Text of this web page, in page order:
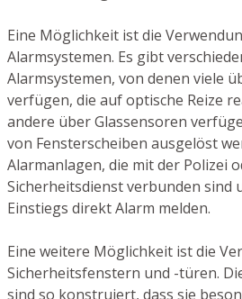
Eine Möglichkeit ist die
Alarmsystemen. Es gibt
Alarmsystemen, von denen viele
verfügen, die auf optische Reize
andere über Glassensoren
von Fensterscheiben ausgelöst
Alarmanlagen, die mit der Polizei
Sicherheitsdienst verbunden sind
Einstiegs direkt Alarm melden.
Eine weitere Möglichkeit ist die
Sicherheitsfenstern und -türen.
sind so konstruiert, dass sie